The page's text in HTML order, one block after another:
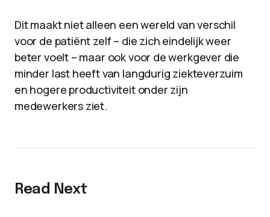
Dit maakt niet alleen een wereld van verschil
voor de patiënt zelf – die zich eindelijk weer
beter voelt – maar ook voor de werkgever die
minder last heeft van langdurig ziekteverzuim
en hogere productiviteit onder zijn
medewerkers ziet.
Read Next